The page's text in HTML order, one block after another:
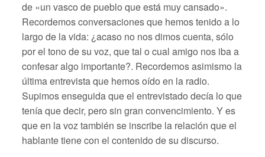
de «un vasco de pueblo que está muy cansado».
Recordemos conversaciones que hemos tenido a lo
largo de la vida: ¿acaso no nos dimos cuenta, sólo
por el tono de su voz, que tal o cual amigo nos iba a
confesar algo importante?. Recordemos asimismo la
última entrevista que hemos oído en la radio.
Supimos enseguida que el entrevistado decía lo que
tenía que decir, pero sin gran convencimiento. Y es
que en la voz también se inscribe la relación que el
hablante tiene con el contenido de su discurso.